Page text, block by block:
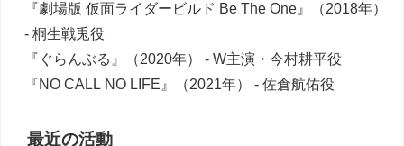
『劇場版 仮面ライダービルド Be The One』（2018年）
- 桐生戦兎役
『ぐらんぶる』（2020年） - W主演・今村耕平役
『NO CALL NO LIFE』（2021年） - 佐倉航佑役
最近の活動